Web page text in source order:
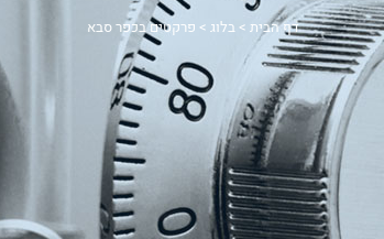
דף הבית > בלוג > פרקטים בכפר סבא